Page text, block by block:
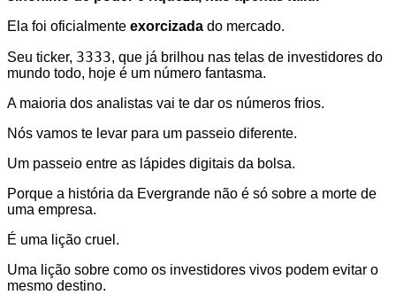
Ela foi oficialmente exorcizada do mercado.
Seu ticker, 3333, que já brilhou nas telas de investidores do
mundo todo, hoje é um número fantasma.
A maioria dos analistas vai te dar os números frios.
Nós vamos te levar para um passeio diferente.
Um passeio entre as lápides digitais da bolsa.
Porque a história da Evergrande não é só sobre a morte de
uma empresa.
É uma lição cruel.
Uma lição sobre como os investidores vivos podem evitar o
mesmo destino.